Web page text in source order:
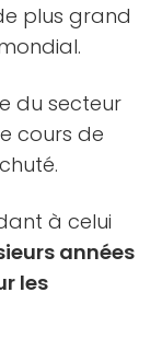
plus grand
du secteur
cours de
à celui
années
les